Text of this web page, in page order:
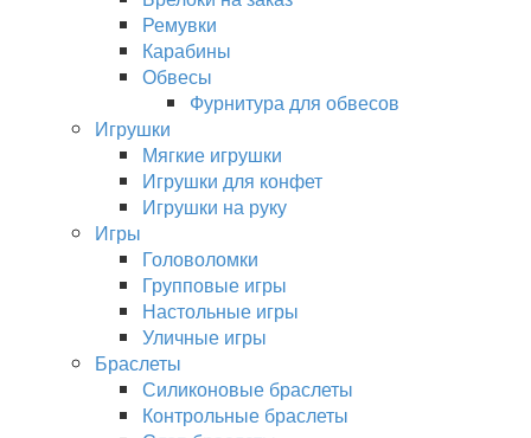
Ремувки
Карабины
Обвесы
Фурнитура для обвесов
Игрушки
Мягкие игрушки
Игрушки для конфет
Игрушки на руку
Игры
Головоломки
Групповые игры
Настольные игры
Уличные игры
Браслеты
Силиконовые браслеты
Контрольные браслеты